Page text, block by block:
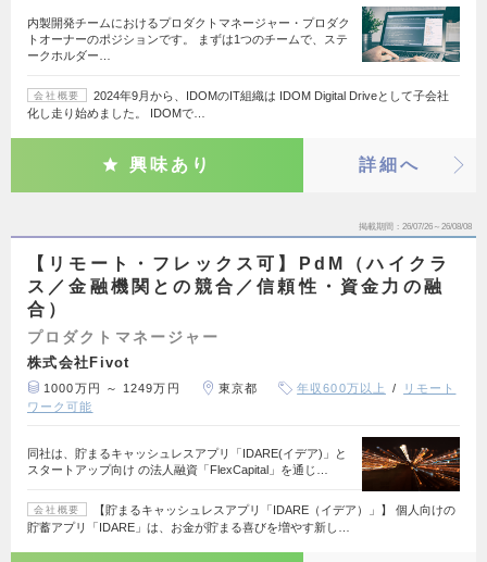
内製開発チームにおけるプロダクトマネージャー・プロダク
トオーナーのポジションです。 まずは1つのチームで、ステ
ークホルダー…
会社概要
2024年9月から、IDOMのIT組織は IDOM Digital Driveとして子会社
化し走り始めました。 IDOMで…
興味あり 詳細へ
掲載期間 26/07/26～26/08/08
【リモート・フレックス可】PdM（ハイクラ
ス／金融機関との競合／信頼性・資金力の融
合）
プロダクトマネージャー
株式会社Fivot
1000万円 ～ 1249万円 東京都 年収600万以上
リモート
ワーク可能
同社は、貯まるキャッシュレスアプリ「IDARE(イデア)」と
スタートアップ向け の法人融資「FlexCapital」を通じ…
会社概要
【貯まるキャッシュレスアプリ「IDARE（イデア）」】 個人向けの
貯蓄アプリ「IDARE」は、お金が貯まる喜びを増やす新し…